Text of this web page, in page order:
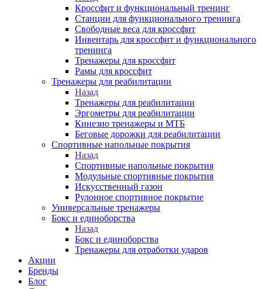
Кроссфит и функциональный тренинг
Станции для функционального тренинга
Свободные веса для кроссфит
Инвентарь для кроссфит и функционального
тренинга
Тренажеры для кроссфит
Рамы для кроссфит
Тренажеры для реабилитации
Назад
Тренажеры для реабилитации
Эргометры для реабилитации
Кинезио тренажеры и МТБ
Беговые дорожки для реабилитации
Спортивные напольные покрытия
Назад
Спортивные напольные покрытия
Модульные спортивные покрытия
Искусственный газон
Рулонное спортивное покрытие
Универсальные тренажеры
Бокс и единоборства
Назад
Бокс и единоборства
Тренажеры для отработки ударов
Акции
Бренды
Блог